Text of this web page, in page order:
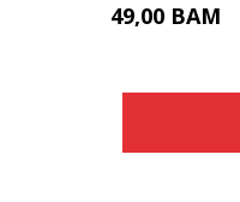
49,00 BAM